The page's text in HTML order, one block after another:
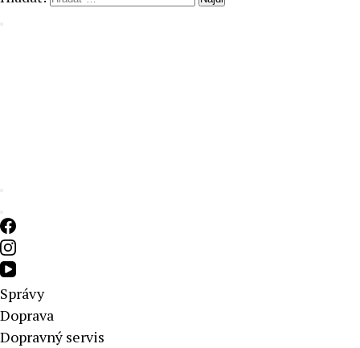
Správy
Doprava
Dopravný servis